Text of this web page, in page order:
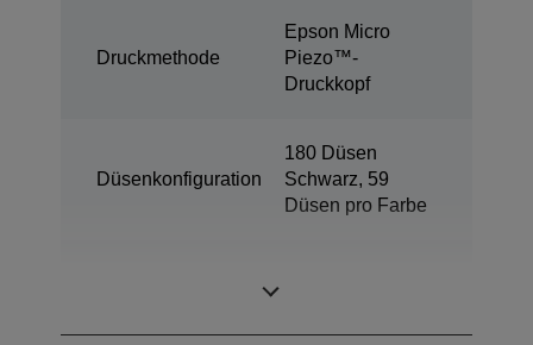
Druckmethode
Epson Micro
Piezo™-
Druckkopf
Düsenkonfiguration
180 Düsen
Schwarz, 59
Düsen pro Farbe